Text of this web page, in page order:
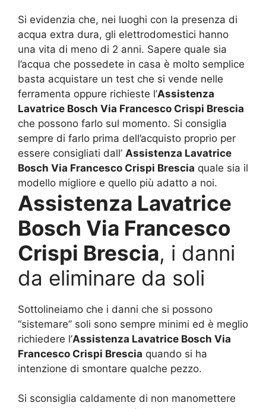
Si evidenzia che, nei luoghi con la presenza di
acqua extra dura, gli elettrodomestici hanno
una vita di meno di 2 anni. Sapere quale sia
l’acqua che possedete in casa è molto semplice
basta acquistare un test che si vende nelle
ferramenta oppure richieste l’Assistenza
Lavatrice Bosch Via Francesco Crispi Brescia
che possono farlo sul momento. Si consiglia
sempre di farlo prima dell’acquisto proprio per
essere consigliati dall’ Assistenza Lavatrice
Bosch Via Francesco Crispi Brescia quale sia il
modello migliore e quello più adatto a noi.
Assistenza Lavatrice
Bosch Via Francesco
Crispi Brescia, i danni
da eliminare da soli
Sottolineiamo che i danni che si possono
“sistemare” soli sono sempre minimi ed è meglio
richiedere l’Assistenza Lavatrice Bosch Via
Francesco Crispi Brescia quando si ha
intenzione di smontare qualche pezzo.
Si sconsiglia caldamente di non manomettere